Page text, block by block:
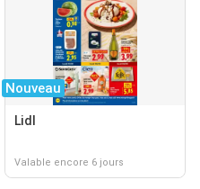
Nouveau
Lidl
Valable encore 6 jours